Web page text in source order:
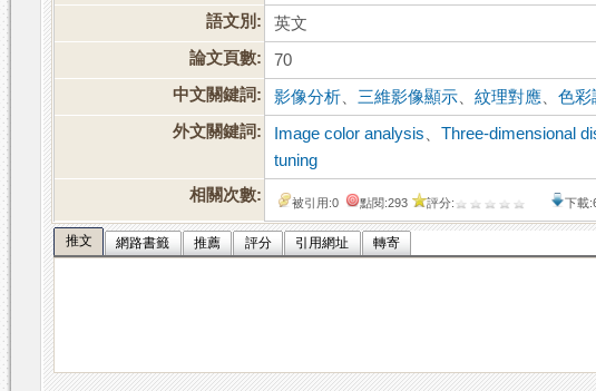
語文別:
英文
論文頁數:
70
中文關鍵詞:
影像分析 三維影像顯示 、紋理對應 、色彩
外文關鍵詞:
Image color analysis 、Three-dimensional
tuning
相關次數:
被引用:0 點閱:293 評分: 下載
推文 網路書籤 推薦 評分 引用網址 轉寄